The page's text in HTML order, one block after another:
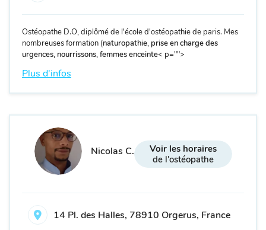
Ostéopathe D.O, diplômé de l'école d'ostéopathie de paris. Mes
nombreuses formation (naturopathie, prise en charge des
urgences, nourrissons, femmes enceinte< p="">
Plus d'infos
Nicolas C.
Voir les horaires
de l'ostéopathe
14 Pl. des Halles, 78910 Orgerus, France